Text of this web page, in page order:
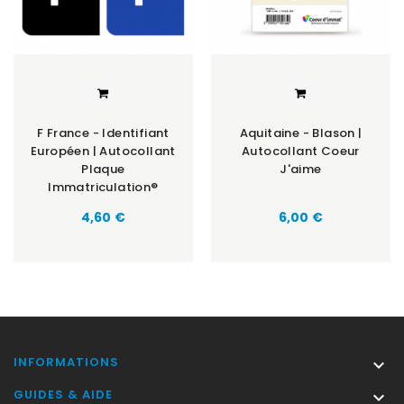
F France - Identifiant
Européen | Autocollant
Plaque
Immatriculation®
Prix
4,60 €
Aquitaine - Blason |
Autocollant Coeur
J'aime
Prix
6,00 €
INFORMATIONS 
GUIDES & AIDE 